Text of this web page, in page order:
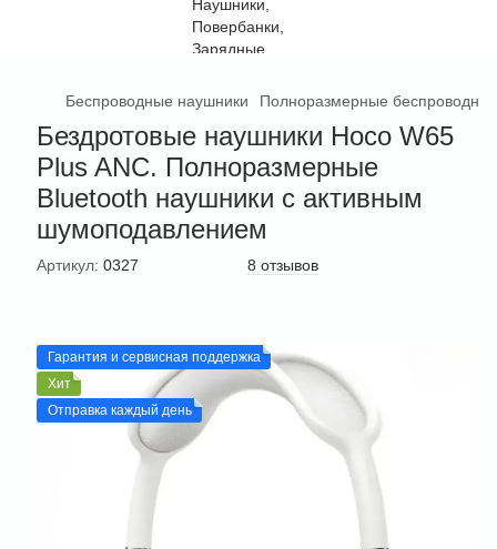
Беспроводные наушники Полноразмерные
Бездротовые наушники Hoco W65
Plus ANC. Полноразмерные
Bluetooth наушники с активным
шумоподавлением
Артикул: 0327 8 отзывов
Гарантия и сервисная поддержка
Хит
Отправка каждый день